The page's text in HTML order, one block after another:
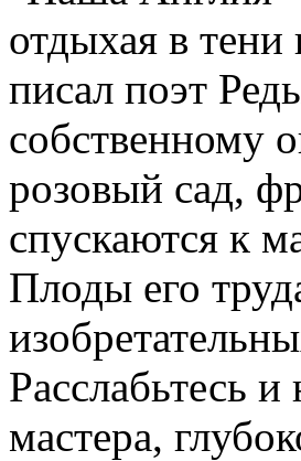
отдыхая в тени
писал поэт
собственному
розовый сад,
спускаются к
Плоды его
Расслабьтесь
мастера,